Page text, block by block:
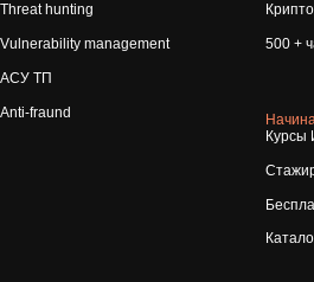
Threat hunting
Vulnerability management
АСУ ТП
Anti-fraund
500 +
Курсы